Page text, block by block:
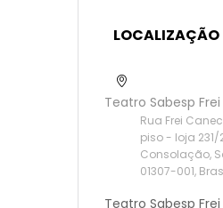
LOCALIZAÇÃO
Teatro Sabesp
Rua Frei
piso - loja 231/
Consolação,
01307-001,
Teatro Sabesp